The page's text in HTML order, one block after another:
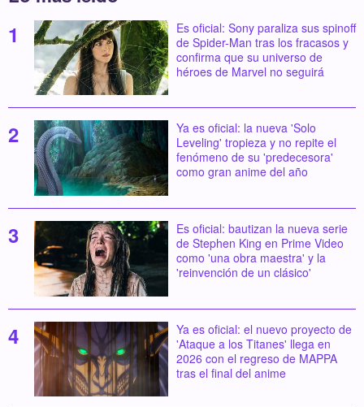
Es oficial: Sony paraliza sus spinoff
de Spider-Man tras los fracasos y
confirma que su universo de
héroes de Marvel no seguirá
Ya es oficial: la nueva 'Solo
Leveling' tropieza y no repite el
fenómeno de su 'predecesora'
como gran anime del año
Es oficial: bautizan la nueva serie
de Stephen King en Prime Video
como 'una obra maestra' y la
'reinvención de un clásico'
Ya es oficial: el nuevo proyecto de
'Ataque a los Titanes' llega en
2026 con el regreso de MAPPA
tras el final del anime